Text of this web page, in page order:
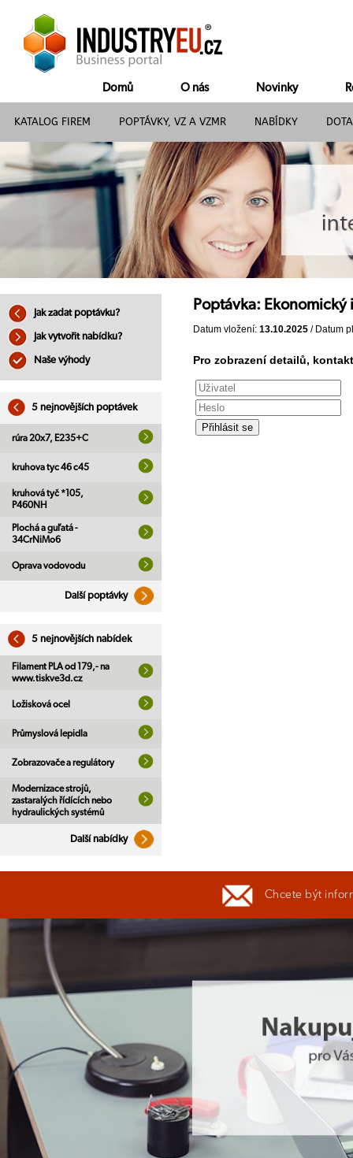
Domů O nás Novinky
KATALOG FIREM POPTÁVKY, VZ A VZMR NABÍDKY
Jak zadat poptávku?
Jak vytvořit nabídku?
Naše výhody
5 nejnovějších poptávek
rúra 20x7, E235+C
kruhova tyc 46 c45
kruhová tyč *105,
P460NH
Plochá a guľatá -
34CrNiMo6
Oprava vodovodu
Další poptávky
5 nejnovějších nabídek
Filament PLA od 179,- na
www.tiskve3d.cz
Ložisková ocel
Průmyslová lepidla
Zobrazovače a regulátory
Modernizace strojů,
zastaralých řídících nebo
hydraulických systémů
Další nabídky
Poptávka: Ekonomický
Datum vložení: 13.10.2025 / Datum
Pro zobrazení detailů,
Chcete být